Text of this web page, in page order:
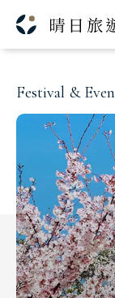
Classic Japan
日本心旅行
Japanese Vibe
日本美學旅
Luxury Rail
日本鐵道旅
Festival & Even